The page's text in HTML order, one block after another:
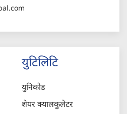
युटिलिटि
युनिकोड
शेयर क्यालकुलेटर